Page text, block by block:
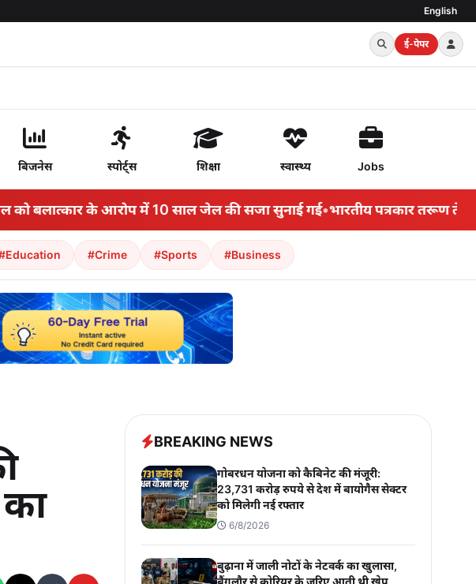
English
ई-पेपर
बिजनेस स्पोर्ट्स शिक्षा स्वास्थ्य Jobs
बलात्कार के आरोप में 10 साल जेल की सजा सुनाई गई•भारतीय पत्रकार तरूण
#Crime #Sports #Business
BREAKING NEWS
गोबरधन योजना को कैबिनेट की मंजूरी:
23,731 करोड़ रुपये से देश में बायोगैस सेक्टर
को मिलेगी नई रफ्तार
6/8/2026
बुढ़ाना में जाली नोटों के नेटवर्क का खुलासा,
बैंगलौर से कोरियर के जरिए आती थी खेप